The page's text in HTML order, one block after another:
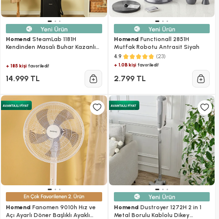
Homend SteamLab 1181H
Kendinden Masalı Buhar Kazanlı
+ 185 kişi favoriledi!
14.999 TL
Homend Functionall 2851H
Mutfak Robotu Antrasit Siyah
4.9 (23)
+ 1.0B kişifavoriledi!
2.799 TL
Homend Fanomen 9010h Hız ve
Açı Ayarlı Döner Başlıklı Ayaklı
Homend Dustroyer 1272H 2 in 1
Metal Borulu Kablolu Dikey